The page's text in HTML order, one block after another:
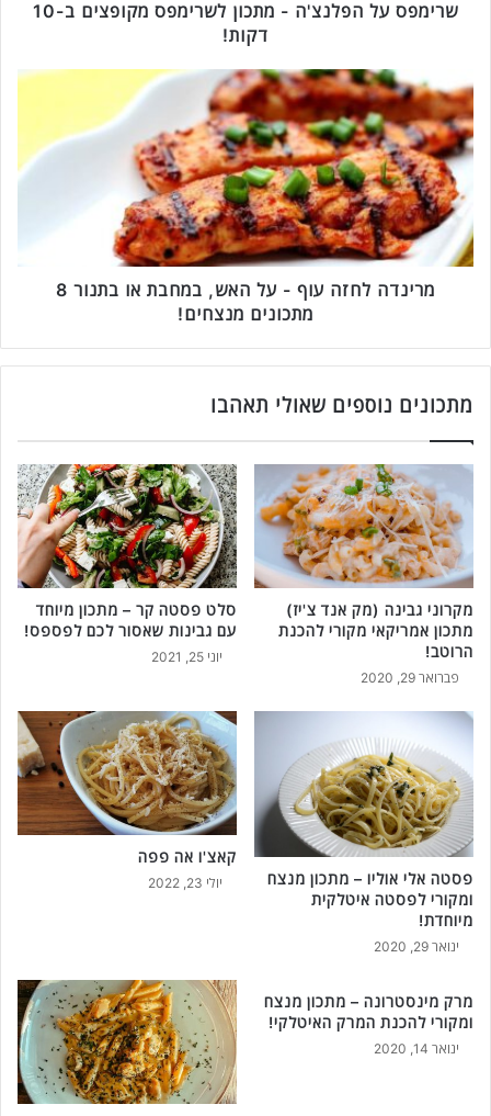
'
ה
-
ת
ו
ן
י
פ
מ
ק
ם
ב
-
1
ק
ת
!
שרימפס על הפלנצ'ה - מתכון לשרימפס מקופצים ב-10
דקות!
מ
ר
י
נ
ה
ח
ז
ע
ה
א
ח
ב
ת
א
ת
ר
8
מ
כ
ו
מ
נ
מרינדה לחזה עוף - על האש, במחבת או בתנור 8
מתכונים מנצחים!
מתכונים נוספים שאולי תאהבו
מקרוני גבינה (מק אנד צ'יז)
מתכון אמריקאי מקורי להכנת
הרוטב!
פברואר 29, 2020
סלט פסטה קר – מתכון מיוחד
עם גבינות שאסור לכם לפספס!
יוני 25, 2021
פסטה אלי אוליו – מתכון מנצח
ומקורי לפסטה איטלקית
מיוחדת!
ינואר 29, 2020
קאצ'ו אה פפה
יולי 23, 2022
מרק מינסטרונה – מתכון מנצח
ומקורי להכנת המרק האיטלקי!
ינואר 14, 2020